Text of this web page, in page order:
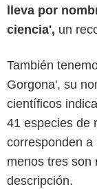
lleva por
ciencia', un
También
Gorgona', su
científicos
41 especies de
corresponden a
menos tres son
descripción.